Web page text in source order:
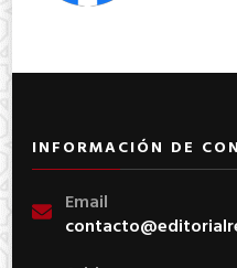
INFORMACIÓN DE
Email